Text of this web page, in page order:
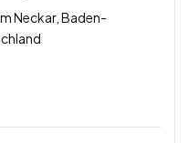
Neckar, Baden-